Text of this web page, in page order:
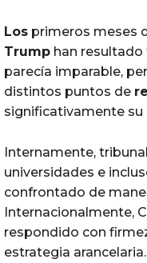
Los primeros meses
Trump han
parecía imparable,
distintos puntos de
significativamente su
Internamente,
universidades e
confrontado de
Internacionalmente,
respondido con
estrategia arancelaria.